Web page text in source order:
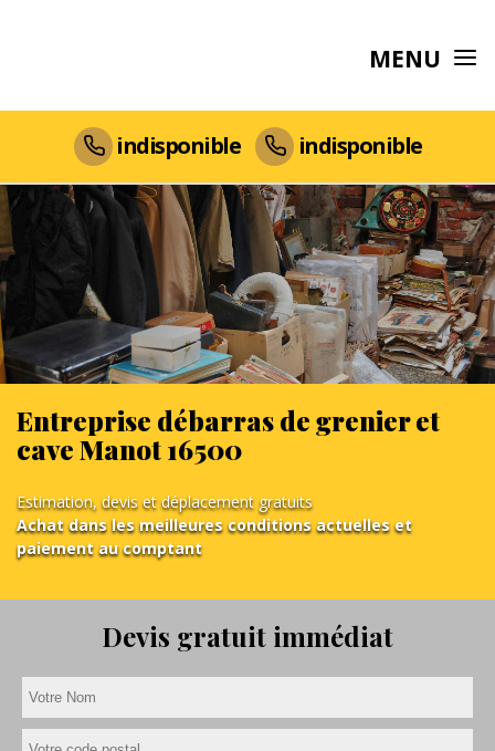
MENU
indisponible indisponible
Entreprise débarras de grenier et
cave Manot 16500
Estimation, devis et déplacement gratuits
Achat dans les meilleures conditions actuelles et
paiement au comptant
Devis gratuit immédiat